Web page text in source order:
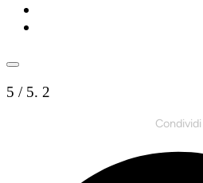
5 / 5. 2
Condividi